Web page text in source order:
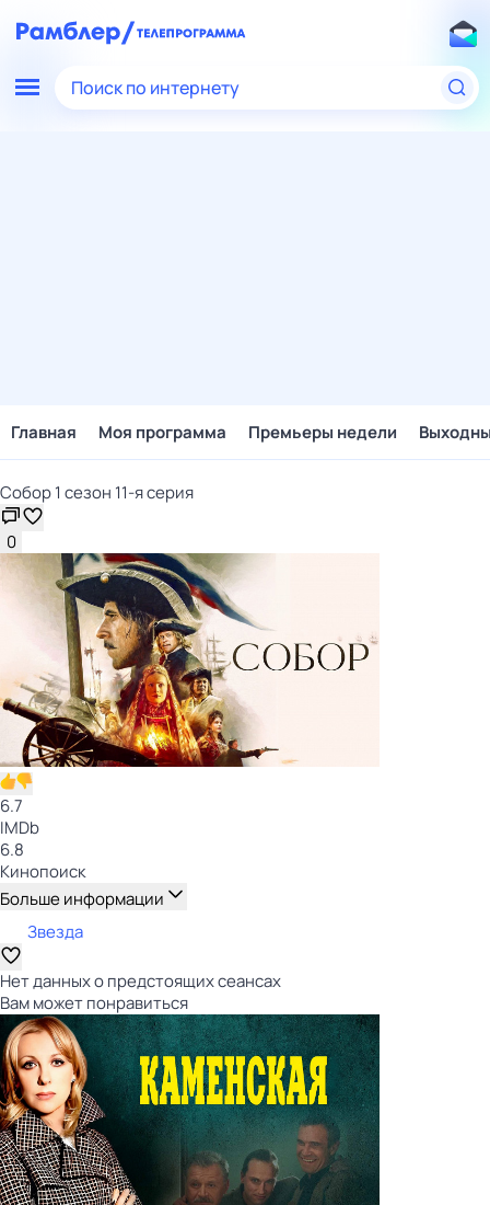
Поиск по интернету
Главная Моя программа Премьеры недели
Собор 1 сезон 11-я серия
0
6.7
IMDb
6.8
Кинопоиск
Больше информации
Звезда
Нет данных о предстоящих сеансах
Вам может понравиться